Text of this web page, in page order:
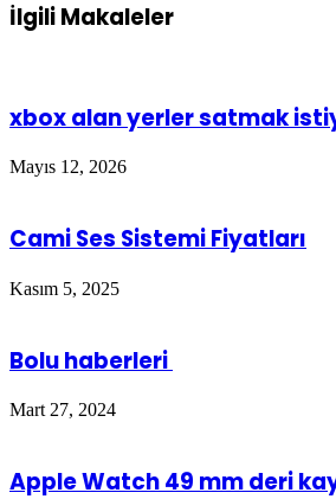
İlgili Makaleler
xbox alan yerler satmak
Mayıs 12, 2026
Cami Ses Sistemi Fiyatları
Kasım 5, 2025
Bolu haberleri
Mart 27, 2024
Apple Watch 49 mm deri